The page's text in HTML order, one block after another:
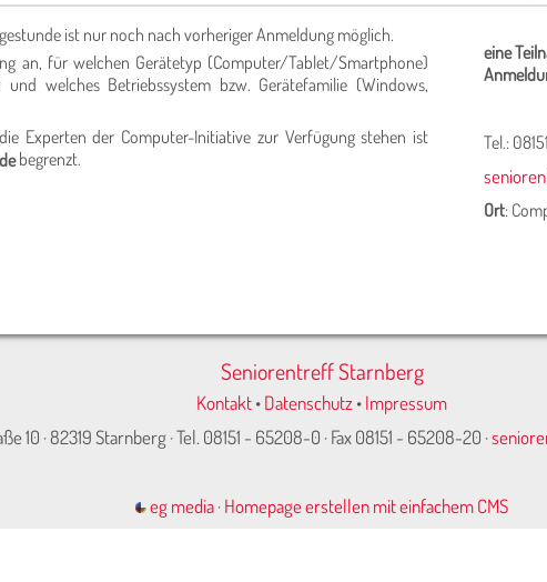
ist nur noch nach vorheriger Anmeldung möglich.
an, für welchen Gerätetyp (Computer/Tablet/Smartphone)
welches Betriebssystem bzw. Gerätefamilie (Windows,
Experten der Computer-Initiative zur Verfügung stehen ist
begrenzt.
eine
Tel.:
Ort:
Seniorentreff Starnberg
Kontakt•Datenschutz•Impressum
10 · 82319 Starnberg · Tel. 08151 - 65208-0 · Fax 08151 - 65208-20 ·
eg media·Homepage erstellen mit einfachem CMS